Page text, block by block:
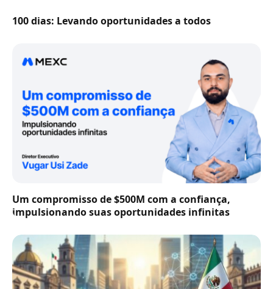
100 dias: Levando oportunidades a todos
Um compromisso de $500M com a confiança,
impulsionando suas oportunidades infinitas